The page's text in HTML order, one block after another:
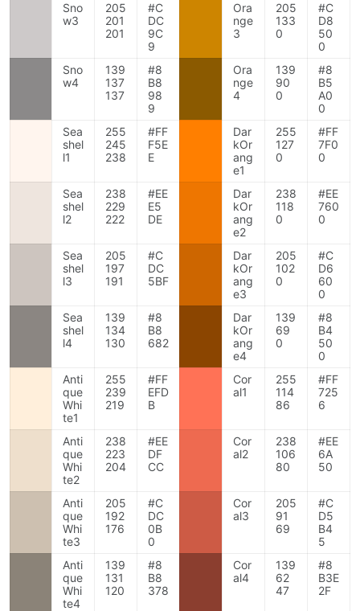
Sno
w3
205
201
201
#C
DC
9C
9
Ora
nge
3
205
133
0
#C
D8
50
0
Sno
w4
139
137
137
#8
B8
98
9
Ora
nge
4
139
90
0
#8
B5
A0
0
Sea
shel
l1
255
245
238
#FF
F5E
E
Dar
kOr
ang
e1
255
127
0
#FF
7F0
0
Sea
shel
l2
238
229
222
#EE
E5
DE
Dar
kOr
ang
e2
238
118
0
#EE
760
0
Sea
shel
l3
205
197
191
#C
DC
5BF
Dar
kOr
ang
e3
205
102
0
#C
D6
60
0
Sea
shel
l4
139
134
130
#8
B8
682
Dar
kOr
ang
e4
139
69
0
#8
B4
50
0
Anti
que
Whi
te1
255
239
219
#FF
EFD
B
Cor
al1
255
114
86
#FF
725
6
Anti
que
Whi
te2
238
223
204
#EE
DF
CC
Cor
al2
238
106
80
#EE
6A
50
Anti
que
Whi
te3
205
192
176
#C
DC
0B
0
Cor
al3
205
91
69
#C
D5
B4
5
Anti
que
Whi
te4
139
131
120
#8
B8
378
Cor
al4
139
62
47
#8
B3E
2F